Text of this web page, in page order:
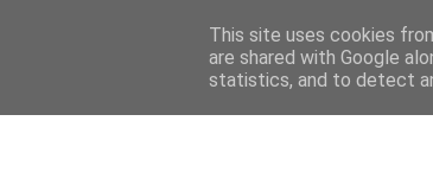
STRONA
This site uses cookies
are shared with Google
statistics, and to detect